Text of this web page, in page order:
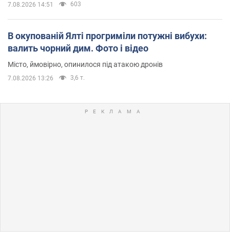
7.08.2026 14:51 603
В окупованій Ялті прогриміли потужні вибухи:
валить чорний дим. Фото і відео
Місто, ймовірно, опинилося під атакою дронів
7.08.2026 13:26 3,6 т.